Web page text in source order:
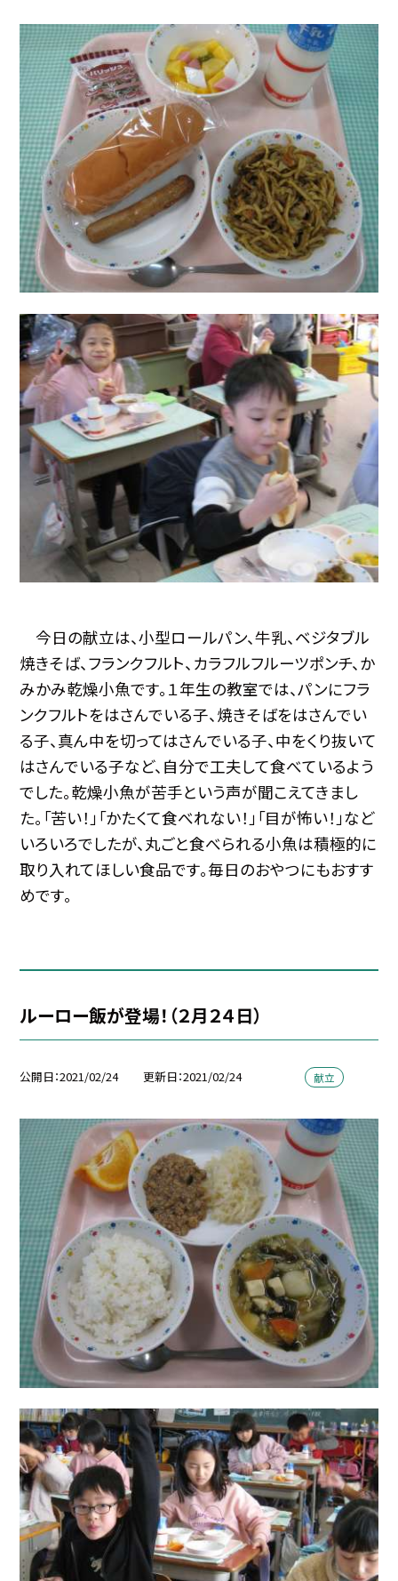
今日の献立は、小型ロールパン、牛乳、ベジタブル
焼きそば、フランクフルト、カラフルフルーツポンチ、か
みかみ乾燥小魚です。１年生の教室では、パンにフラ
ンクフルトをはさんでいる子、焼きそばをはさんでい
る子、真ん中を切ってはさんでいる子、中をくり抜いて
はさんでいる子など、自分で工夫して食べているよう
でした。乾燥小魚が苦手という声が聞こえてきまし
た。「苦い！」「かたくて食べれない！」「目が怖い！」など
いろいろでしたが、丸ごと食べられる小魚は積極的に
取り入れてほしい食品です。毎日のおやつにもおすす
めです。
ルーロー飯が登場！（２月２４日）
公開日 2021/02/24 更新日 2021/02/24 献立